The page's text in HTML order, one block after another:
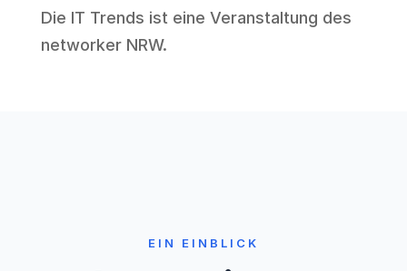
Die IT Trends ist eine Veranstaltung des
networker NRW.
EIN EINBLICK